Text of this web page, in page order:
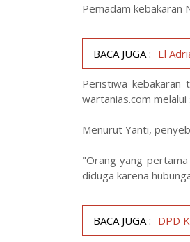
Pemadam kebakaran
BACA JUGA : El
Peristiwa kebakaran
wartanias.com
Menurut Yanti,
"Orang yang
diduga karena
BACA JUGA : DPD